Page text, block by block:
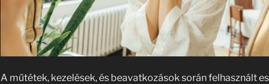
A műtétek, kezelések, és beavatkozások során felhasznált